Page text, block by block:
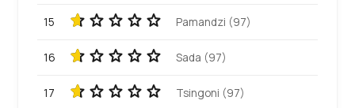
15 Pamandzi (97)
16 Sada (97)
17 Tsingoni (97)